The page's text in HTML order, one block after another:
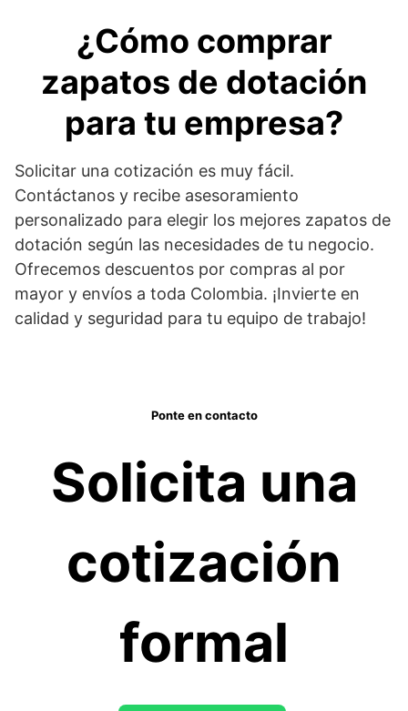
¿Cómo comprar
zapatos de dotación
para tu empresa?
Solicitar una cotización es muy fácil.
Contáctanos y recibe asesoramiento
personalizado para elegir los mejores zapatos de
dotación según las necesidades de tu negocio.
Ofrecemos descuentos por compras al por
mayor y envíos a toda Colombia. ¡Invierte en
calidad y seguridad para tu equipo de trabajo!
Ponte en contacto
Solicita una
cotización
formal